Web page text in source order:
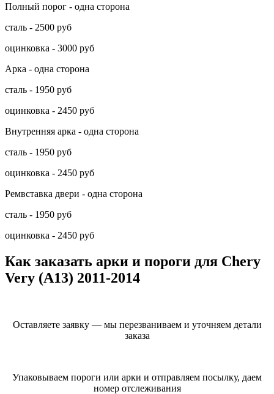
Полный порог - одна сторона
сталь - 2500 руб
оцинковка - 3000 руб
Арка - одна сторона
сталь - 1950 руб
оцинковка - 2450 руб
Внутренняя арка - одна сторона
сталь - 1950 руб
оцинковка - 2450 руб
Ремвставка двери - одна сторона
сталь - 1950 руб
оцинковка - 2450 руб
Как заказать арки и пороги для Chery
Very (A13) 2011-2014
Оставляете заявку — мы перезваниваем и уточняем детали
заказа
Упаковываем пороги или арки и отправляем посылку, даем
номер отслеживания